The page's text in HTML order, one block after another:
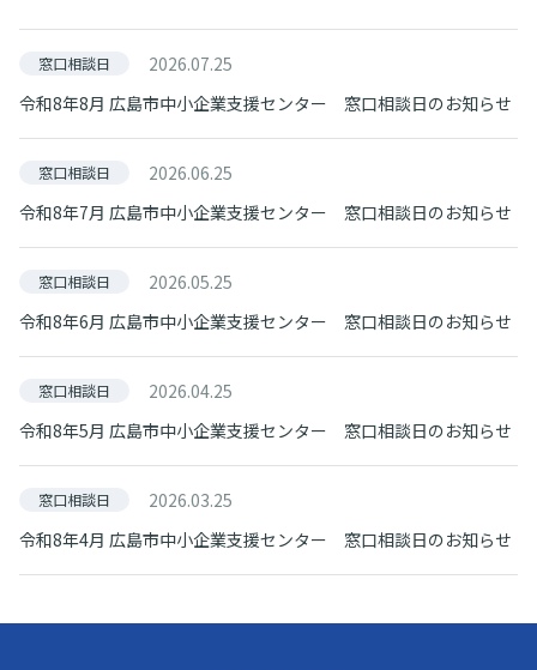
窓口相談日
2026.07.25
令和8年8月 広島市中小企業支援センター 窓口相談日のお知らせ
窓口相談日
2026.06.25
令和8年7月 広島市中小企業支援センター 窓口相談日のお知らせ
窓口相談日
2026.05.25
令和8年6月 広島市中小企業支援センター 窓口相談日のお知らせ
窓口相談日
2026.04.25
令和8年5月 広島市中小企業支援センター 窓口相談日のお知らせ
窓口相談日
2026.03.25
令和8年4月 広島市中小企業支援センター 窓口相談日のお知らせ